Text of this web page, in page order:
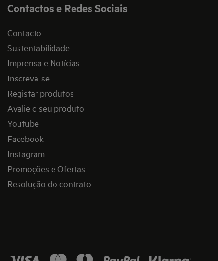
Contactos e Redes Sociais
Contacto
Sustentabilidade
Imprensa e Notícias
Inscreva-se
Registar produtos
Avalie o seu produto
Youtube
Facebook
Instagram
Promoções e Ofertas
Resolução do contrato